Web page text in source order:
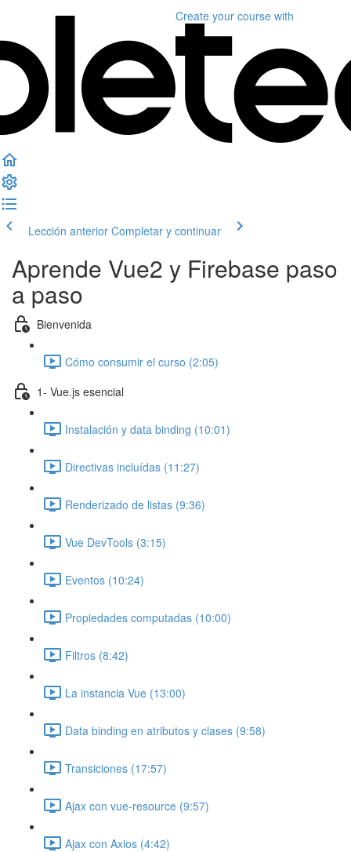
Create your course with
Lección anterior Completar y continuar
Aprende Vue2 y Firebase paso
a paso
Bienvenida
Cómo consumir el curso (2:05)
1- Vue.js esencial
Instalación y data binding (10:01)
Directivas incluídas (11:27)
Renderizado de listas (9:36)
Vue DevTools (3:15)
Eventos (10:24)
Propiedades computadas (10:00)
Filtros (8:42)
La instancia Vue (13:00)
Data binding en atributos y clases (9:58)
Transiciones (17:57)
Ajax con vue-resource (9:57)
Ajax con Axios (4:42)